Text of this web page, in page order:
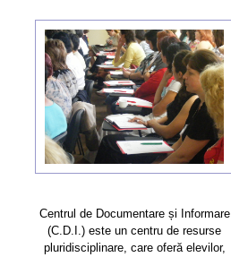
Centrul de Documentare și Informare
(C.D.I.) este un centru de resurse
pluridisciplinare, care oferă elevilor,